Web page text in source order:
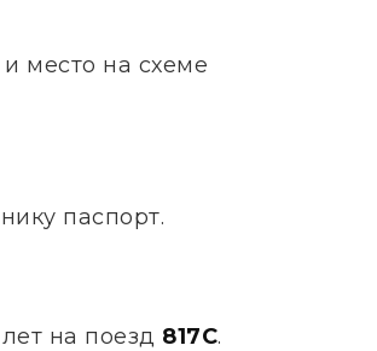
место на схеме
паспорт.
на поезд 817С.